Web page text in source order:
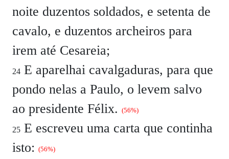
noite duzentos soldados, e setenta de
cavalo, e duzentos archeiros para
irem até Cesareia;
24 E aparelhai cavalgaduras, para que
pondo nelas a Paulo, o levem salvo
ao presidente Félix. (56%)
25 E escreveu uma carta que continha
isto: (56%)